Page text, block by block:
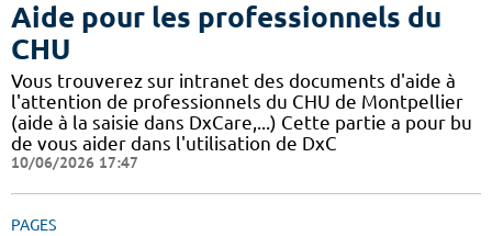
Aide pour les professionnels du
CHU
Vous trouverez sur intranet des documents d'aide à
l'attention de professionnels du CHU de Montpellier
(aide à la saisie dans DxCare,...) Cette partie a pour bu
de vous aider dans l'utilisation de DxC
10/06/2026 17:47
PAGES